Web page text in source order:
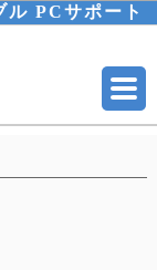
ル PCサポート